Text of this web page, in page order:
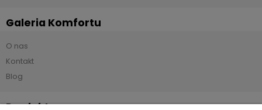
Galeria Komfortu
O nas
Kontakt
Blog
Produkty